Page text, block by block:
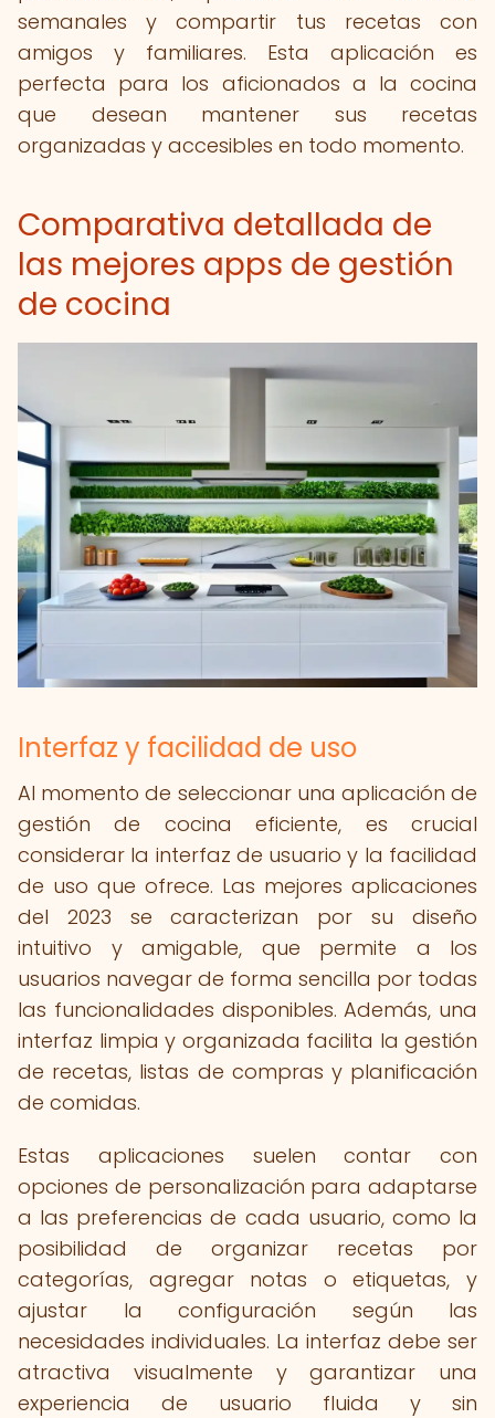
semanales y compartir tus recetas con
amigos y familiares. Esta aplicación es
perfecta para los aficionados a la cocina
que desean mantener sus recetas
organizadas y accesibles en todo momento.
Comparativa detallada de
las mejores apps de gestión
de cocina
Interfaz y facilidad de uso
Al momento de seleccionar una aplicación de
gestión de cocina eficiente, es crucial
considerar la interfaz de usuario y la facilidad
de uso que ofrece. Las mejores aplicaciones
del 2023 se caracterizan por su diseño
intuitivo y amigable, que permite a los
usuarios navegar de forma sencilla por todas
las funcionalidades disponibles. Además, una
interfaz limpia y organizada facilita la gestión
de recetas, listas de compras y planificación
de comidas.
Estas aplicaciones suelen contar con
opciones de personalización para adaptarse
a las preferencias de cada usuario, como la
posibilidad de organizar recetas por
categorías, agregar notas o etiquetas, y
ajustar la configuración según las
necesidades individuales. La interfaz debe ser
atractiva visualmente y garantizar una
experiencia de usuario fluida y sin